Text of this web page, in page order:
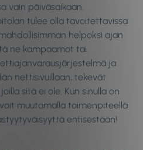
vain päiväsaikaan.
tulee olla tavoitettavissa
helpoksi ajan
ne kampaamot tai
ja
nettisivuillaan, tekevät
sitä ei ole. Kun sinulla on
muutamalla toimenpiteellä
entisestään!